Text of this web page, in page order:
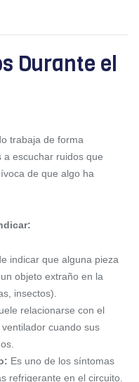
Durante el
trabaja de forma
a escuchar ruidos que
de que algo ha
indicar que alguna pieza
objeto extraño en la
insectos).
relacionarse con el
cuando sus
Es uno de los síntomas
refrigerante en el circuito.